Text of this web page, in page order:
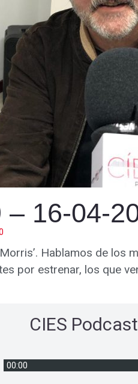
16-04-
Hablamos de
por estrenar, los que
CIES Podcast
00:00